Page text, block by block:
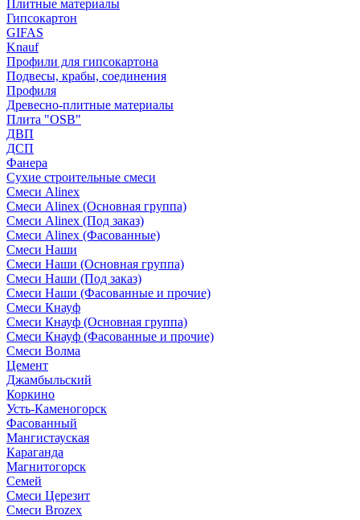
Плитные материалы
Гипсокартон
GIFAS
Knauf
Профили для гипсокартона
Подвесы, крабы, соединения
Профиля
Древесно-плитные материалы
Плита "OSB"
ДВП
ДСП
Фанера
Сухие строительные смеси
Смеси Alinex
Смеси Alinex (Основная группа)
Смеси Alinex (Под заказ)
Смеси Alinex (Фасованные)
Смеси Наши
Смеси Наши (Основная группа)
Смеси Наши (Под заказ)
Смеси Наши (Фасованные и прочие)
Смеси Кнауф
Смеси Кнауф (Основная группа)
Смеси Кнауф (Фасованные и прочие)
Смеси Волма
Цемент
Джамбыльский
Коркино
Усть-Каменогорск
Фасованный
Мангистауская
Караганда
Магнитогорск
Семей
Смеси Церезит
Смеси Brozex